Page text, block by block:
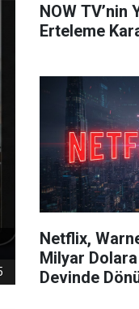
NOW TV’nin
Erteleme
Netflix,
Milyar Dolara
Devinde